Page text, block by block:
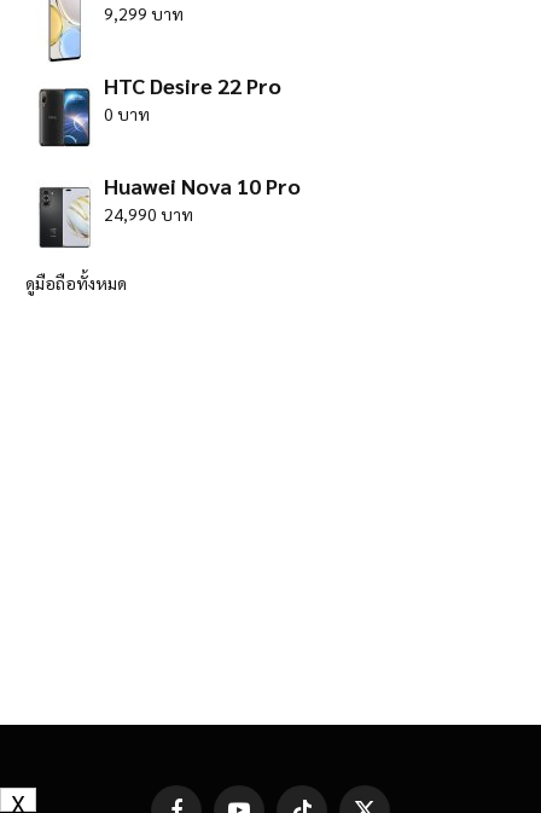
9,299 บาท
HTC Desire 22 Pro
0 บาท
Huawei Nova 10 Pro
24,990 บาท
ดูมือถือทั้งหมด
X